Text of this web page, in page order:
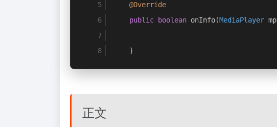
@Override
public
boolean onInfo(MediaPlayer mp
}
正文